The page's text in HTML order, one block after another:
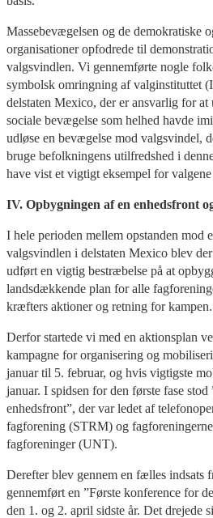
Massebevægelsen og de demokratiske
organisationer opfodrede til
valgsvindlen. Vi gennemførte nogle
symbolsk omringning af valginstituttet
delstaten Mexico, der er ansvarlig for
sociale bevægelse som helhed havde
udløse en bevægelse mod valgsvindel,
bruge befolkningens utilfredshed i
have vist et vigtigt eksempel for
IV. Opbygningen af en enhedsfront
I hele perioden mellem opstanden mod
valgsvindlen i delstaten Mexico blev
udført en vigtig bestræbelse på at
landsdækkende plan for alle
kræfters aktioner og retning for kampen.
Derfor startede vi med en aktionsplan
kampagne for organisering og
januar til 5. februar, og hvis vigtigste
januar. I spidsen for den første fase
enhedsfront”, der var ledet af
fagforening (STRM) og
fagforeninger (UNT).
Derefter blev gennem en fælles indsats
gennemført en ”Første konference for
den 1. og 2. april sidste år. Det drejede